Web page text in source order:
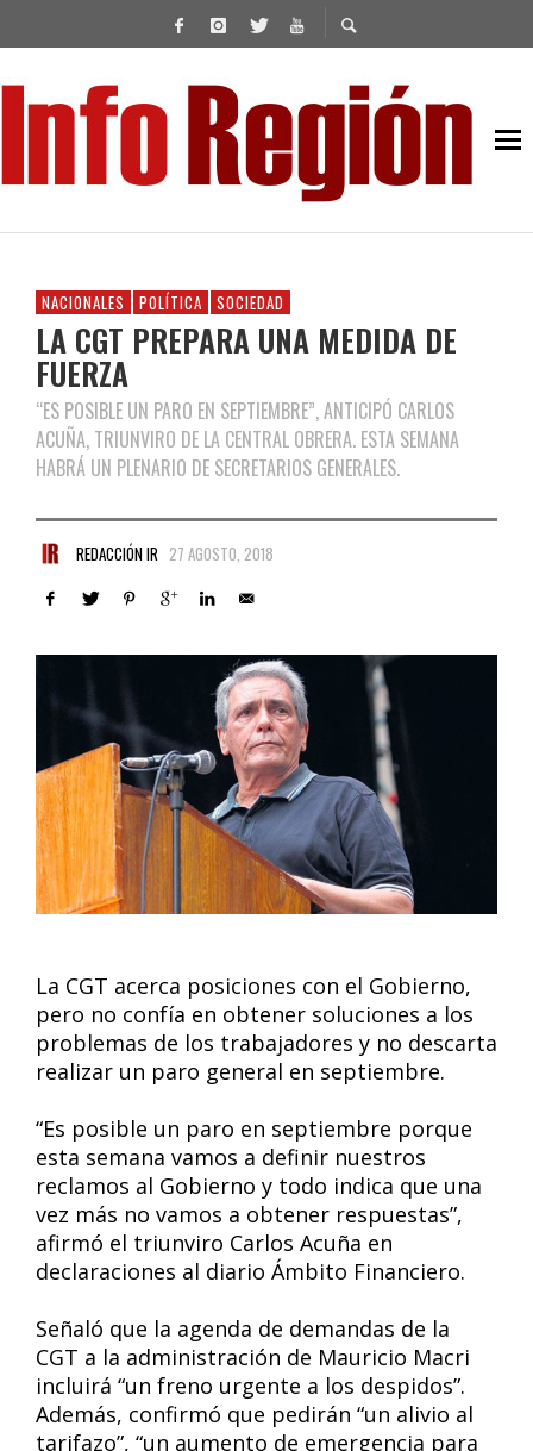
NACIONALES POLÍTICA SOCIEDAD
LA CGT PREPARA UNA MEDIDA DE
FUERZA
“ES POSIBLE UN PARO EN SEPTIEMBRE”, ANTICIPÓ CARLOS
ACUÑA, TRIUNVIRO DE LA CENTRAL OBRERA. ESTA SEMANA
HABRÁ UN PLENARIO DE SECRETARIOS GENERALES.
REDACCIÓN IR 27 AGOSTO, 2018
La CGT acerca posiciones con el Gobierno,
pero no confía en obtener soluciones a los
problemas de los trabajadores y no descarta
realizar un paro general en septiembre.
“Es posible un paro en septiembre porque
esta semana vamos a definir nuestros
reclamos al Gobierno y todo indica que una
vez más no vamos a obtener respuestas”,
afirmó el triunviro Carlos Acuña en
declaraciones al diario Ámbito Financiero.
Señaló que la agenda de demandas de la
CGT a la administración de Mauricio Macri
incluirá “un freno urgente a los despidos”.
Además, confirmó que pedirán “un alivio al
tarifazo”, “un aumento de emergencia para